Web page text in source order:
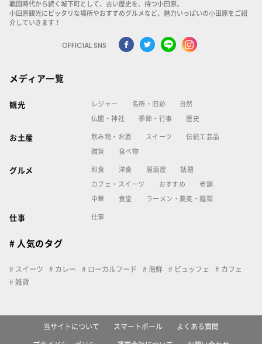
戦国時代から続く城下町として、古い歴史を、持つ小田原。
小田原観光にピッタリな場所やおすすめグルメなど、魅力いっぱいの小田原をご紹
介していきます！
OFFICIAL SNS
メディア一覧
観光 レジャー 名所・旧跡 自然
仏閣・神社 季節・行事 歴史
お土産 飲み物・お酒 スイーツ 伝統工芸品
雑貨 食べ物
グルメ 和食 洋食 居酒屋 話題
カフェ・スイーツ おすすめ 老舗
中華 食堂 ラーメン・蕎麦・麺類
仕事 仕事
# 人気のタグ
スイーツ カレー ローカルフード 海鮮 ビュッフェ
カフェ
雑貨
当サイトについて スマートポール よくある質問